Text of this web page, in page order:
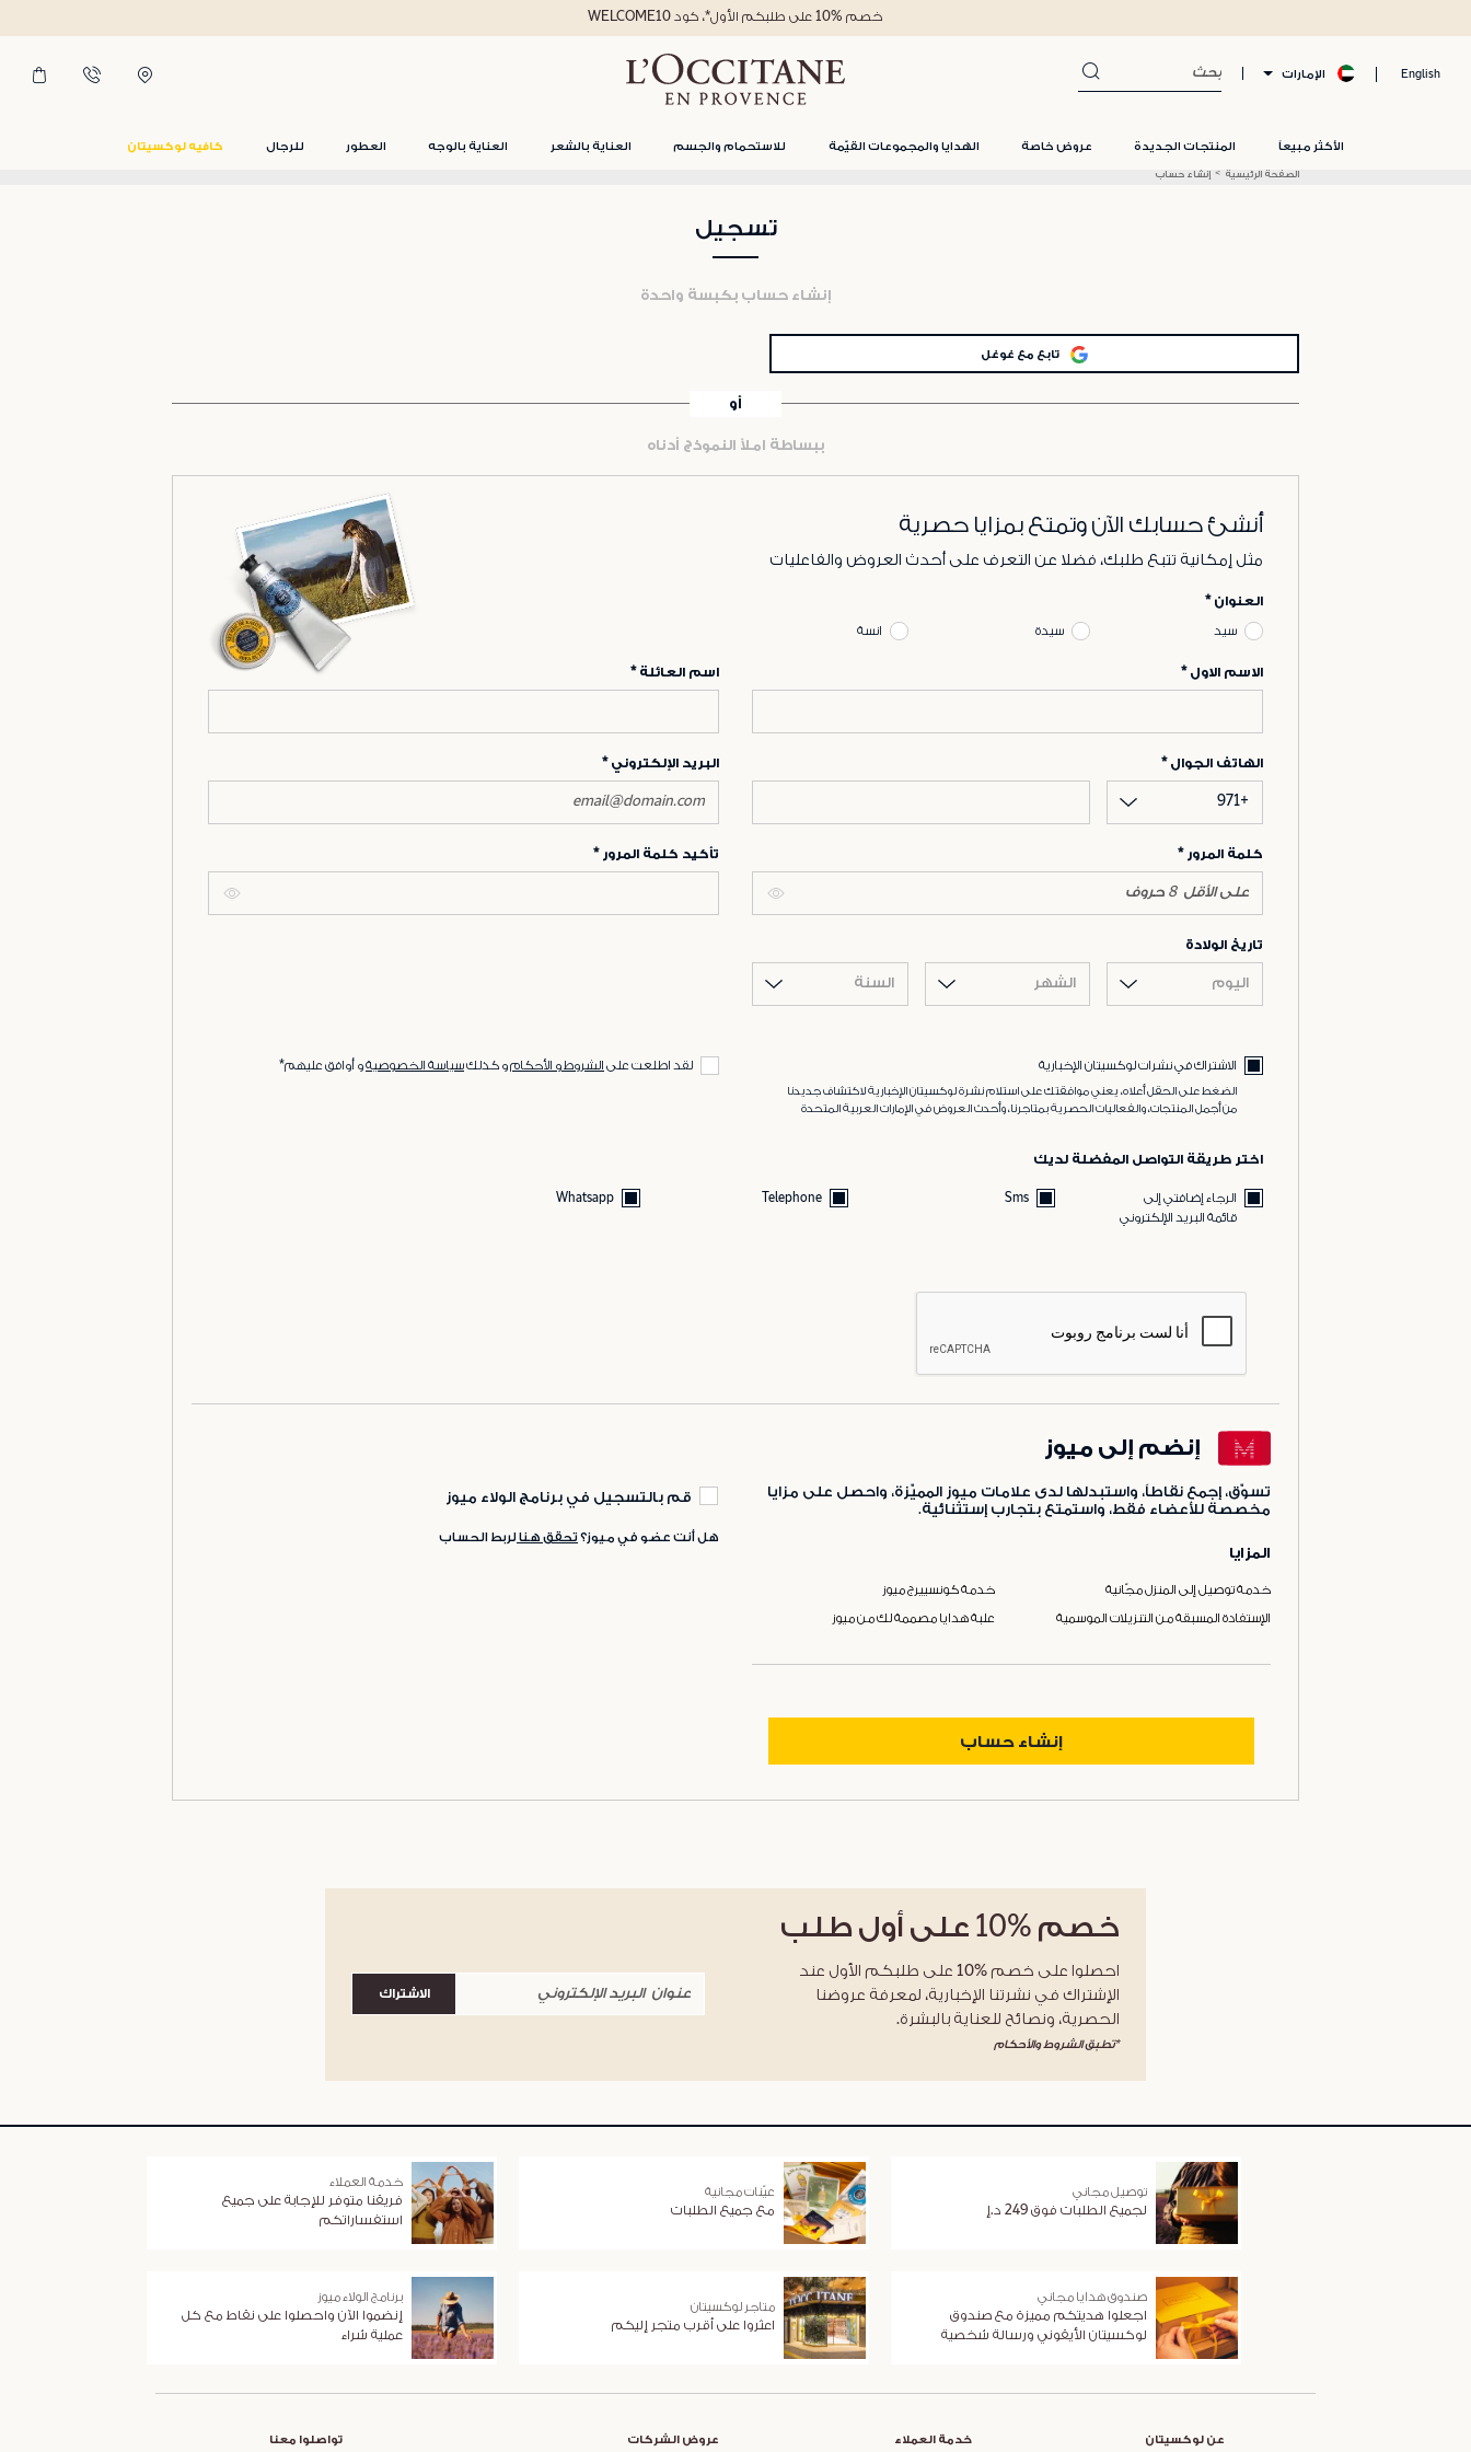
English الإمارات
الأكثر مبيعاً المنتجات الجديدة عروض خاصة الهدايا والمجموعات القيّمة للاستحمام والجسم العناية بالشعر العناية بالوجه العطور للرجال كافيه لوكسيتان
خصم %10 على طلبكم الأول*، كود WELCOME10
الصفحة الرئيسية إنشاء حساب
تسجيل
إنشاء حساب بكبسة واحدة
تابع مع غوغل
أو
ببساطة املأ النموذج أدناه
أنشئ حسابك الآن وتمتع بمزايا حصرية
مثل إمكانية تتبع طلبك، فضلا عن التعرف على أحدث العروض والفاعليات
العنوان
سيد سيدة انسة
الاسم الاول اسم العائلة
الهاتف الجوال
+971
البريد الإلكتروني
كلمة المرور تأكيد كلمة المرور
تاريخ الولادة
اليوم الشهر السنة
الاشتراك في نشرات لوكسيتان الإخبارية
الضغط على الحقل أعلاه، يعني موافقتك على استلام نشرة لوكسيتان الإخبارية لاكتشاف جديدنا
من أجمل المنتجات، والفعاليات الحصرية بمتاجرنا، وأحدث العروض في الإمارات العربية المتحدة
لقد اطلعت على الشروط و الأحكامو كذلكسياسة الخصوصيةو أوافق عليهم*
اختر طريقة التواصل المفضلة لديك
الرجاء إضافتي إلى
قائمة البريد الإلكتروني
Sms
Telephone
Whatsapp
إنضم إلى ميوز
تسوّق، إجمع نقاطاً، واستبدلها لدى علامات ميوز المميّزة، واحصل على مزايا
مخصصة للأعضاء فقط، واستمتع بتجارب إستثنائية.
المزايا
خدمة توصيل إلى المنزل مجّانية خدمة كونسييرج ميوز
الإستفادة المسبقة من التنزيلات الموسمية علبة هدايا مصممة لك من ميوز
إنشاء حساب
قم بالتسجيل في برنامج الولاء ميوز
هل أنت عضو في ميوز؟ تحقق هنا لربط الحساب
خصم %10 على أول طلب
احصلوا على خصم %10 على طلبكم الأول عند
الإشتراك في نشرتنا الإخبارية، لمعرفة عروضنا
الحصرية، ونصائح للعناية بالبشرة.
*تطبق الشروط والأحكام
الاشتراك
توصيل مجاني
لجميع الطلبات فوق 249 د.إ
عيّنات مجانية
مع جميع الطلبات
خدمة العملاء
فريقنا متوفر للإجابة على جميع
استفساراتكم
صندوق هدايا مجاني
اجعلوا هديتكم مميزة مع صندوق
لوكسيتان الأيقوني ورسالة شخصية
متاجر لوكسيتان
اعثروا على أقرب متجر إليكم
برنامج الولاء ميوز
إنضموا الآن واحصلوا على نقاط مع كل
عملية شراء
عن لوكسيتان خدمة العملاء عروض الشركات تواصلوا معنا